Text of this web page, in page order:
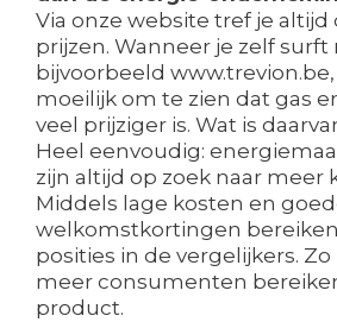
Via onze website tref je altijd
prijzen. Wanneer je zelf surft
bijvoorbeeld
moeilijk om te zien dat gas
veel prijziger is. Wat is
Heel eenvoudig:
zijn altijd op zoek naar meer
Middels lage kosten en
welkomstkortingen
posities in de vergelijkers.
meer consumenten
product.